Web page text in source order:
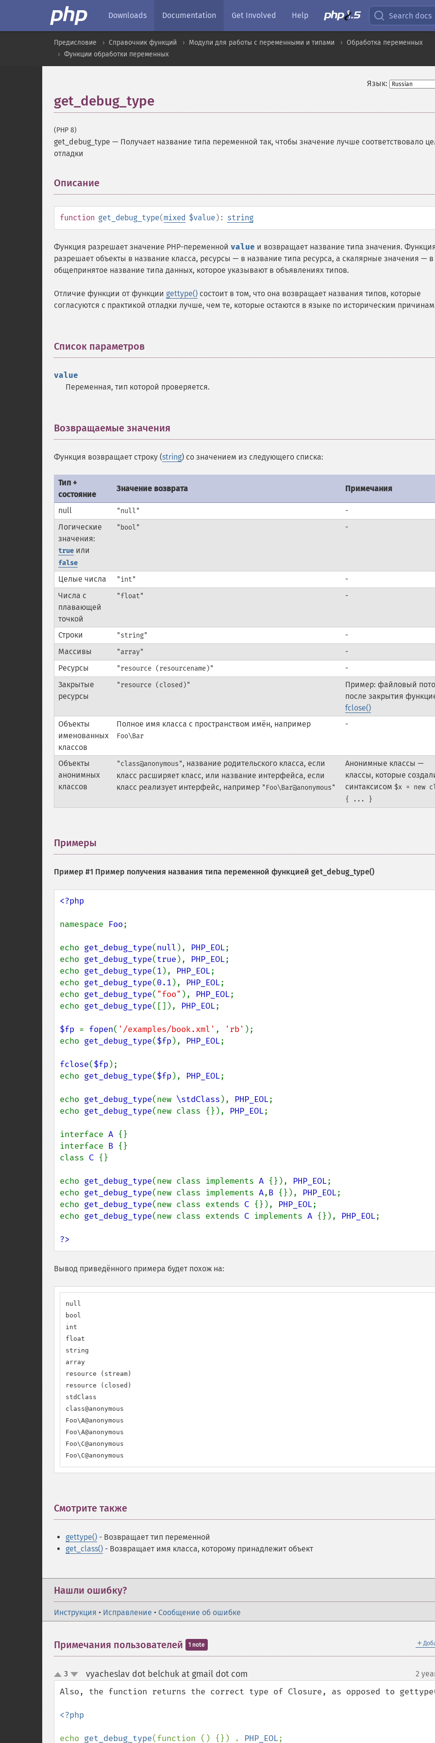
Downloads Documentation Get Involved Help Search docs
Предисловие Справочник функций Модули для работы с переменными и типами
Обработка переменных
Функции обработки переменных
Язык:
get_debug_type
(PHP 8)
get_debug_type — Получает название типа переменной так, чтобы значение лучше соответствовало
отладки
Описание
function get_debug_type(mixed $value): string
Функция разрешает значение PHP-переменной value и возвращает название типа значения.
разрешает объекты в название класса, ресурсы — в название типа ресурса, а скалярные значения — в
общепринятое название типа данных, которое указывают в объявлениях типов.
Отличие функции от функции gettype() состоит в том, что она возвращает названия типов, которые
согласуются с практикой отладки лучше, чем те, которые остаются в языке по историческим
Список параметров
value
Переменная, тип которой проверяется.
Возвращаемые значения
Функция возвращает строку (string) со значением из следующего списка:
Тип +
состояние
Значение возврата Примечания
null "null"
-
Логические
значения:
true или
false
"bool" -
Целые числа "int"
-
Числа с
плавающей
точкой
"float" -
Строки "string"
-
Массивы
"array"
-
Ресурсы
"resource (resourcename)"
-
Закрытые
ресурсы
"resource (closed)"
Пример: файловый
после закрытия
fclose()
Объекты
именованных
классов
Полное имя класса с пространством имён, например
Foo\Bar
-
Объекты
анонимных
классов
"class@anonymous", название родительского класса, если
класс расширяет класс, или название интерфейса, если
класс реализует интерфейс, например "Foo\Bar@anonymous"
Анонимные классы —
классы, которые
синтаксисом $x = new
{ ... }
Примеры
Пример #1 Пример получения названия типа переменной функцией get_debug_type()
<?php
namespace Foo;
echo get_debug_type(null ), PHP_EOL;
echo get_debug_type(true ), PHP_EOL;
echo get_debug_type(1 ), PHP_EOL;
echo get_debug_type(0.1 ), PHP_EOL;
echo get_debug_type( "foo" ), PHP_EOL;
echo get_debug_type([]), PHP_EOL;
$fp = fopen( '/examples/book.xml' , 'rb' );
echo get_debug_type($fp ), PHP_EOL;
fclose($fp );
echo get_debug_type($fp ), PHP_EOL;
echo get_debug_type(new \stdClass ), PHP_EOL;
echo get_debug_type(new class {}), PHP_EOL;
interface A {}
interface B {}
class C {}
echo get_debug_type(new class implements A {}), PHP_EOL;
echo get_debug_type(new class implements A,B {}), PHP_EOL;
echo get_debug_type(new class extends C {}), PHP_EOL;
echo get_debug_type(new class extends C implements A {}), PHP_EOL;
?>
Вывод приведённого примера будет похож на:
null
bool
int
float
string
array
resource (stream)
resource (closed)
stdClass
class@anonymous
Foo\A@anonymous
Foo\A@anonymous
Foo\C@anonymous
Foo\C@anonymous
Смотрите также
gettype() - Возвращает тип переменной
get_class() - Возвращает имя класса, которому принадлежит объект
Нашли ошибку?
Инструкция • Исправление • Сообщение об ошибке
＋
Примечания пользователей 1 note
up
down
3 vyacheslav dot belchuk at gmail dot com 2
Also, the function returns the correct type of Closure, as opposed to
<?php
echo get_debug_type(function () {}) . PHP_EOL;